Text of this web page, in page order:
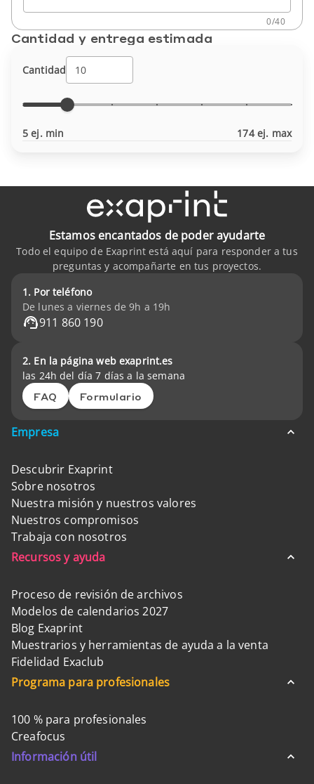
0/40
Cantidad y entrega estimada
Cantidad
5 ej. min 174 ej. max
Estamos encantados de poder ayudarte
Todo el equipo de Exaprint está aquí para responder a tus
preguntas y acompañarte en tus proyectos.
1. Por teléfono
De lunes a viernes de 9h a 19h
911 860 190
2. En la página web exaprint.es
las 24h del día 7 días a la semana
FAQ Formulario
Empresa
Descubrir Exaprint
Sobre nosotros
Nuestra misión y nuestros valores
Nuestros compromisos
Trabaja con nosotros
Recursos y ayuda
Proceso de revisión de archivos
Modelos de calendarios 2027
Blog Exaprint
Muestrarios y herramientas de ayuda a la venta
Fidelidad Exaclub
Programa para profesionales
100 % para profesionales
Creafocus
Información útil